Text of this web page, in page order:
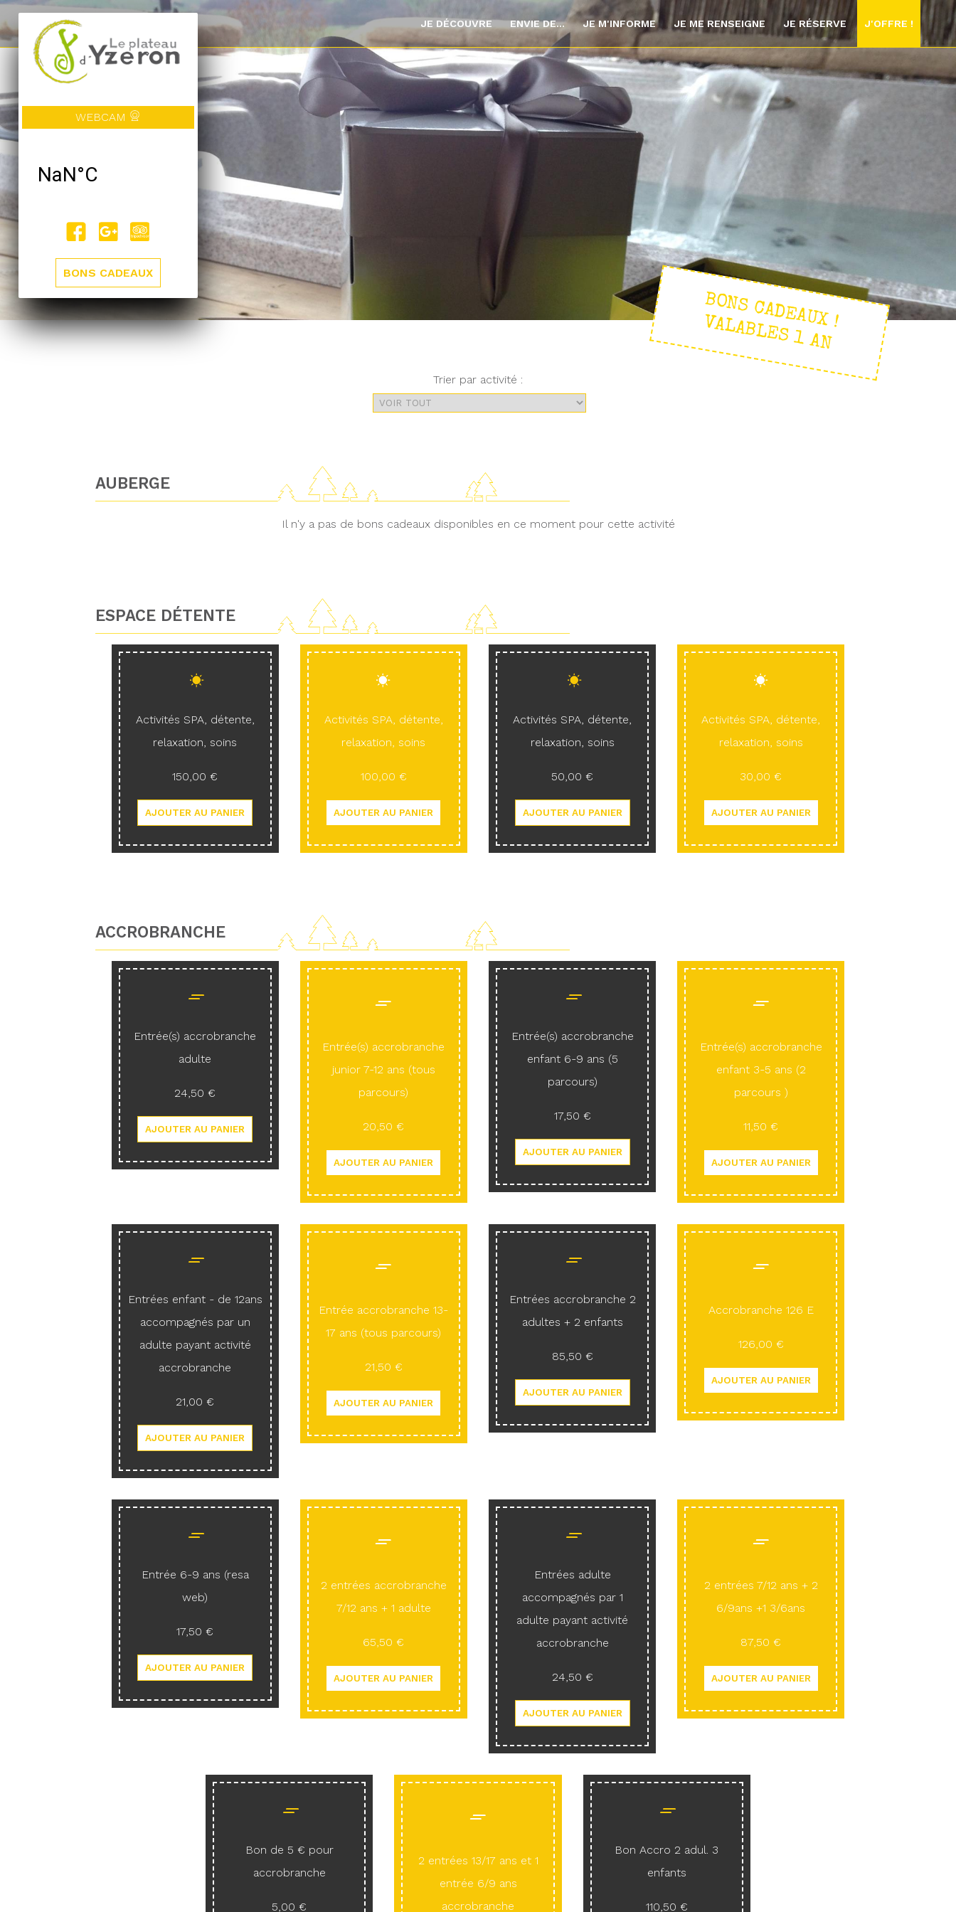
WEBCAM
BONS CADEAUX
JE DÉCOUVRE ENVIE DE... JE M'INFORME JE ME RENSEIGNE JE RÉSERVE J'OFFRE !
BONS CADEAUX !
VALABLES 1 AN
Trier par activité :
AUBERGE
Il n'y a pas de bons cadeaux disponibles en ce moment pour cette activité
ESPACE DÉTENTE
Activités SPA, détente,
relaxation, soins
150,00 €
Activités SPA, détente,
relaxation, soins
100,00 €
Activités SPA, détente,
relaxation, soins
50,00 €
Activités SPA, détente,
relaxation, soins
30,00 €
ACCROBRANCHE
Entrée(s) accrobranche
adulte
24,50 €
Entrée(s) accrobranche
junior 7-12 ans (tous
parcours)
20,50 €
Entrée(s) accrobranche
enfant 6-9 ans (5
parcours)
17,50 €
Entrée(s) accrobranche
enfant 3-5 ans (2
parcours )
11,50 €
Entrées enfant - de 12ans
accompagnés par un
adulte payant activité
accrobranche
21,00 €
Entrée accrobranche 13-
17 ans (tous parcours)
21,50 €
Entrées accrobranche 2
adultes + 2 enfants
85,50 €
Accrobranche 126 E
126,00 €
Entrée 6-9 ans (resa
web)
17,50 €
2 entrées accrobranche
7/12 ans + 1 adulte
65,50 €
Entrées adulte
accompagnés par 1
adulte payant activité
accrobranche
24,50 €
2 entrées 7/12 ans + 2
6/9ans +1 3/6ans
87,50 €
Bon de 5 € pour
accrobranche
5,00 €
2 entrées 13/17 ans et 1
entrée 6/9 ans
accrobranche
Bon Accro 2 adul. 3
enfants
110,50 €